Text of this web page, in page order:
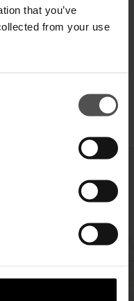
that you’ve
from your use